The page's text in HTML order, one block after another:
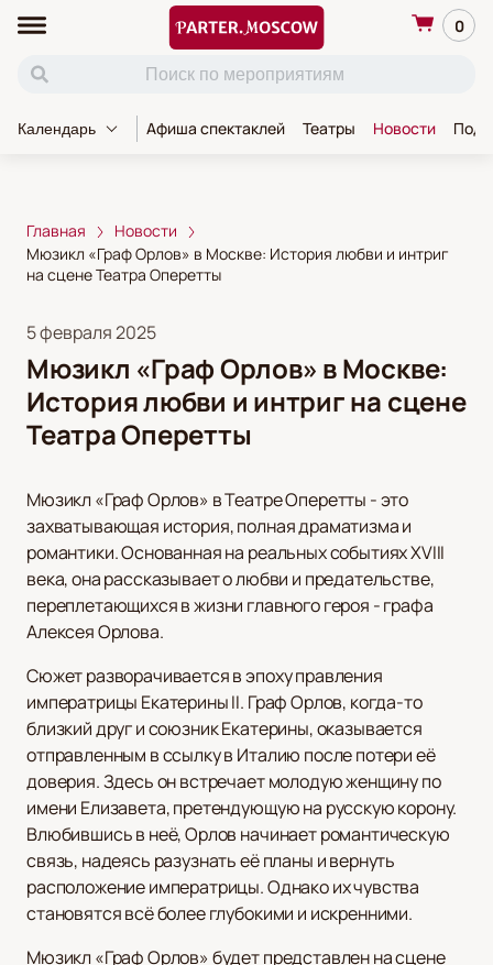
0
Календарь Афиша спектаклей Театры Новости
Главная
Новости
Мюзикл «Граф Орлов» в Москве: История любви и интриг
на сцене Театра Оперетты
5 февраля 2025
Мюзикл «Граф Орлов» в Москве:
История любви и интриг на сцене
Театра Оперетты
Мюзикл «Граф Орлов» в Театре Оперетты - это
захватывающая история, полная драматизма и
романтики. Основанная на реальных событиях XVIII
века, она рассказывает о любви и предательстве,
переплетающихся в жизни главного героя - графа
Алексея Орлова.
Сюжет разворачивается в эпоху правления
императрицы Екатерины II. Граф Орлов, когда-то
близкий друг и союзник Екатерины, оказывается
отправленным в ссылку в Италию после потери её
доверия. Здесь он встречает молодую женщину по
имени Елизавета, претендующую на русскую корону.
Влюбившись в неё, Орлов начинает романтическую
связь, надеясь разузнать её планы и вернуть
расположение императрицы. Однако их чувства
становятся всё более глубокими и искренними.
Мюзикл «Граф Орлов» будет представлен на сцене